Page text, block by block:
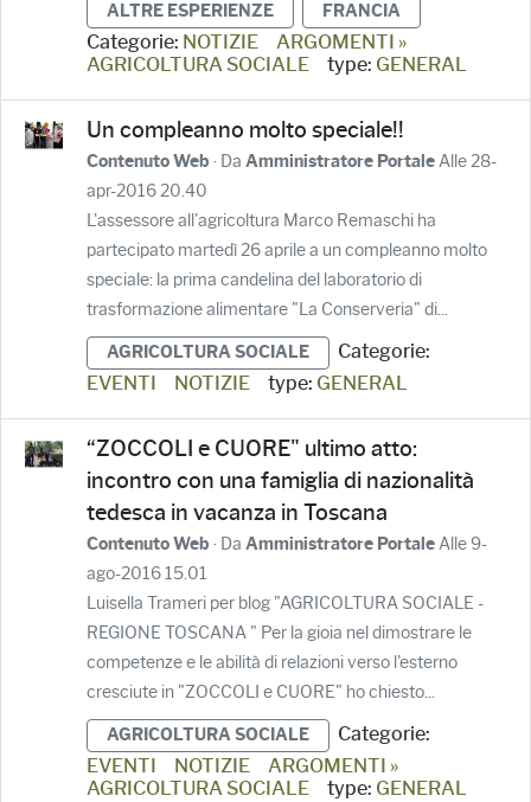
ALTRE ESPERIENZE
FRANCIA
Categorie: NOTIZIE
ARGOMENTI »
AGRICOLTURA SOCIALE
type: GENERAL
Un compleanno molto speciale!!
Contenuto Web · Da Amministratore PortaleAlle 28-
apr-2016 20.40
L'assessore all'agricoltura Marco Remaschi ha
partecipato martedì 26 aprile a un compleanno molto
speciale: la prima candelina del laboratorio di
trasformazione alimentare "La Conserveria" di...
AGRICOLTURA SOCIALE
Categorie:
EVENTI
NOTIZIE type: GENERAL
“ZOCCOLI e CUORE" ultimo atto:
incontro con una famiglia di nazionalità
tedesca in vacanza in Toscana
Contenuto Web · Da Amministratore PortaleAlle 9-
ago-2016 15.01
Luisella Trameri per blog "AGRICOLTURA SOCIALE -
REGIONE TOSCANA " Per la gioia nel dimostrare le
competenze e le abilità di relazioni verso l'esterno
cresciute in "ZOCCOLI e CUORE" ho chiesto...
AGRICOLTURA SOCIALE
Categorie:
EVENTI
NOTIZIE
ARGOMENTI »
AGRICOLTURA SOCIALE
type: GENERAL